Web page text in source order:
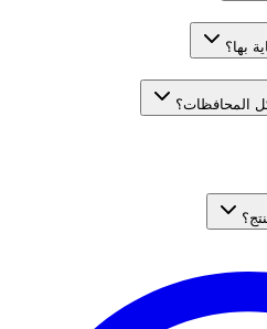
بها؟
المحافظات؟